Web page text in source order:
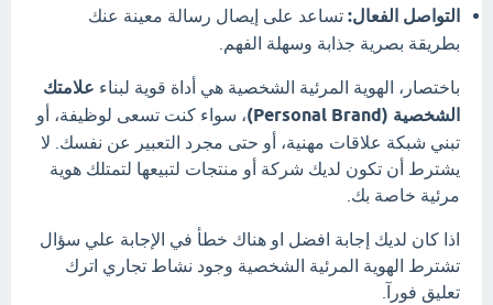
التواصل الفعال: تساعد على إيصال رسالة معينة عنك
بطريقة بصرية جذابة وسهلة الفهم.
باختصار، الهوية المرئية الشخصية هي أداة قوية لبناء علامتك
الشخصية (Personal Brand)
، سواء كنت تسعى لوظيفة، أو
تبني شبكة علاقات مهنية، أو حتى مجرد التعبير عن نفسك. لا
يشترط أن تكون لديك شركة أو منتجات لتبيعها لتمتلك هوية
مرئية خاصة بك.
اذا كان لديك إجابة افضل او هناك خطأ في الإجابة علي سؤال
تشترط الهوية المرئية الشخصية وجود نشاط تجاري اترك
تعليق فورآ.